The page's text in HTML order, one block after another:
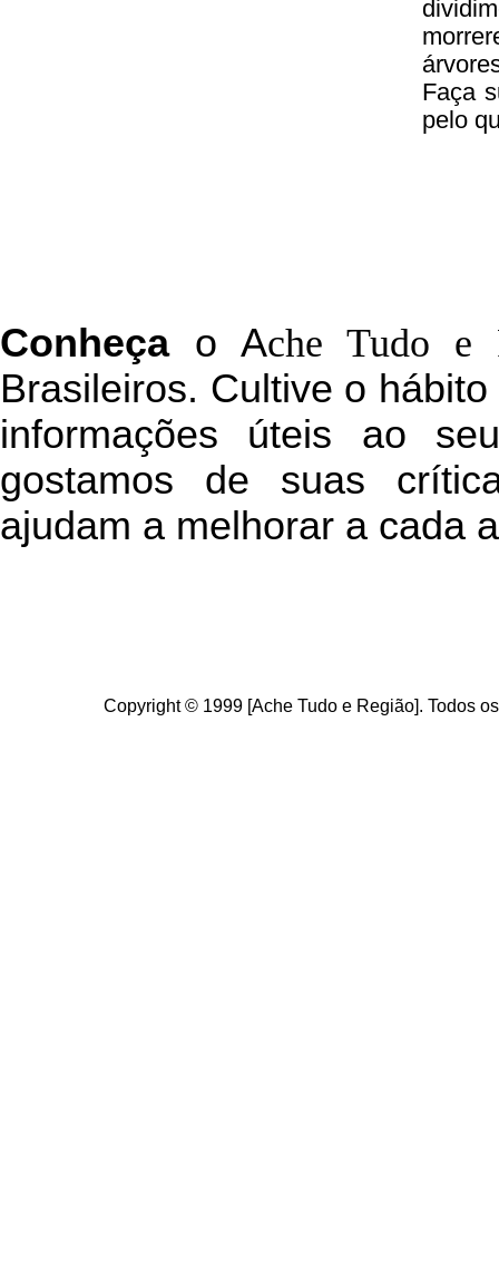
Faça
pelo
Conheçao Ache Tudo e
Brasileiros. Cultive o
informações úteis ao
gostamos de suas
ajudam a melhorar a cada
Copyright © 1999 [Ache Tudo e Região]. Todos